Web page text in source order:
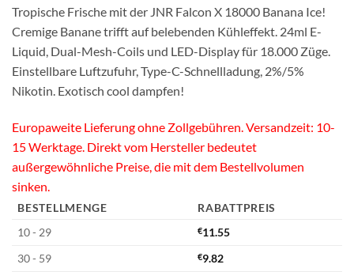
Tropische Frische mit der JNR Falcon X 18000 Banana Ice!
Cremige Banane trifft auf belebenden Kühleffekt. 24ml E-
Liquid, Dual-Mesh-Coils und LED-Display für 18.000 Züge.
Einstellbare Luftzufuhr, Type-C-Schnellladung, 2%/5%
Nikotin. Exotisch cool dampfen!
Europaweite Lieferung ohne Zollgebühren. Versandzeit: 10-
15 Werktage. Direkt vom Hersteller bedeutet
außergewöhnliche Preise, die mit dem Bestellvolumen
sinken.
BESTELLMENGE
RABATTPREIS
10 - 29
€11.55
30 - 59
€9.82